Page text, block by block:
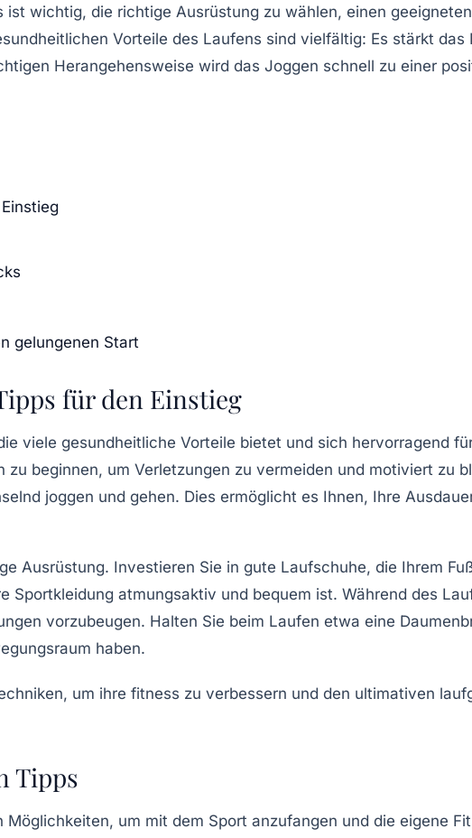
ist wichtig, die richtige Ausrüstung zu wählen, einen geeigneten
Vorteile des Laufens sind vielfältig: Es stärkt das
Herangehensweise wird das Joggen schnell zu einer
gelungenen Start
für den Einstieg
viele gesundheitliche Vorteile bietet und sich hervorragend
zu beginnen, um Verletzungen zu vermeiden und motiviert zu
joggen und gehen. Dies ermöglicht es Ihnen, Ihre
Ausrüstung. Investieren Sie in gute Laufschuhe, die Ihrem
Sportkleidung atmungsaktiv und bequem ist. Während des
vorzubeugen. Halten Sie beim Laufen etwa eine
haben.
Tipps
Möglichkeiten, um mit dem Sport anzufangen und die eigene